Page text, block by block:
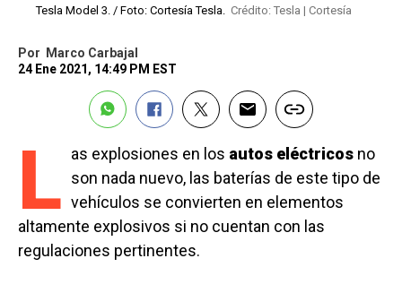
Tesla Model 3. / Foto: Cortesía Tesla. Crédito: Tesla | Cortesía
Por
Marco Carbajal
24 Ene 2021, 14:49 PM EST
L as explosiones en los autos eléctricos no
son nada nuevo, las baterías de este tipo de
vehículos se convierten en elementos
altamente explosivos si no cuentan con las
regulaciones pertinentes.